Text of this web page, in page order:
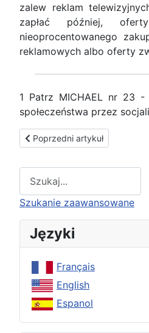
zalew reklam
zapłać później, oferty
nieoprocentowanego
reklamowych albo oferty
1 Patrz MICHAEL nr 23 -
społeczeństwa przez
Poprzedni artykuł: Nauka o
Poprzedni artykuł
Type 2 or more characters
Szukanie zaawansowane
Języki
Français
English
Espanol